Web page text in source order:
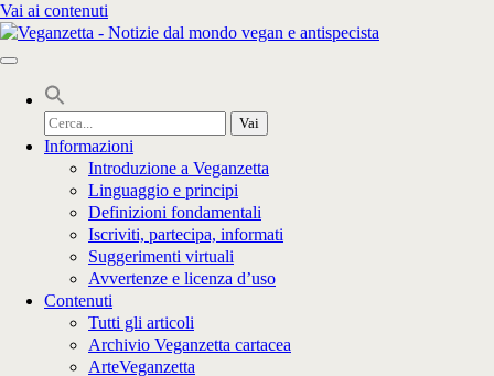
Vai ai contenuti
Cerca
per:
Informazioni
Introduzione a Veganzetta
Linguaggio e principi
Definizioni fondamentali
Iscriviti, partecipa, informati
Suggerimenti virtuali
Avvertenze e licenza d’uso
Contenuti
Tutti gli articoli
Archivio Veganzetta cartacea
ArteVeganzetta